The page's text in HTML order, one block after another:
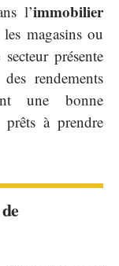
l’immobilier
magasins ou
présente
rendements
une bonne
à prendre